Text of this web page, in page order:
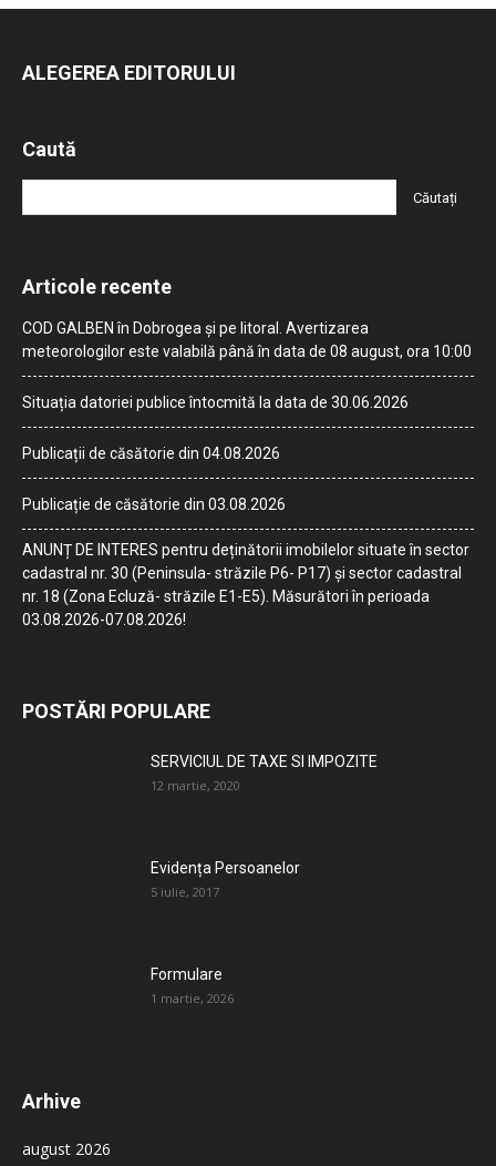
ALEGEREA EDITORULUI
Caută
Articole recente
COD GALBEN în Dobrogea și pe litoral. Avertizarea
meteorologilor este valabilă până în data de 08 august, ora 10:00
Situația datoriei publice întocmită la data de 30.06.2026
Publicații de căsătorie din 04.08.2026
Publicație de căsătorie din 03.08.2026
ANUNȚ DE INTERES pentru deținătorii imobilelor situate în sector
cadastral nr. 30 (Peninsula- străzile P6- P17) și sector cadastral
nr. 18 (Zona Ecluză- străzile E1-E5). Măsurători în perioada
03.08.2026-07.08.2026!
POSTĂRI POPULARE
SERVICIUL DE TAXE SI IMPOZITE
12 martie, 2020
Evidența Persoanelor
5 iulie, 2017
Formulare
1 martie, 2026
Arhive
august 2026